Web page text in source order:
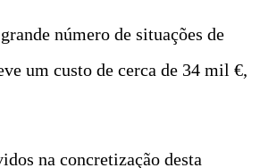
número de situações de
um custo de cerca de 34 mil €,
na concretização desta